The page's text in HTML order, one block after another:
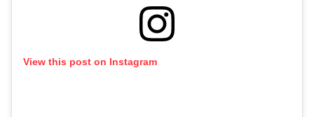
View this post on Instagram